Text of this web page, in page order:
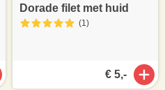
Dorade filet met huid
(1)
€ 5,-